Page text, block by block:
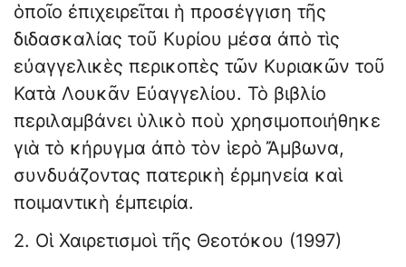
ὁποῖο ἐπιχειρεῖται ἡ προσέγγιση τῆς
διδασκαλίας τοῦ Κυρίου μέσα ἀπὸ τὶς
εὐαγγελικὲς περικοπὲς τῶν Κυριακῶν τοῦ
Κατὰ Λουκᾶν Εὐαγγελίου. Τὸ βιβλίο
περιλαμβάνει ὑλικὸ ποὺ χρησιμοποιήθηκε
γιὰ τὸ κήρυγμα ἀπὸ τὸν ἱερὸ Ἄμβωνα,
συνδυάζοντας πατερικὴ ἐρμηνεία καὶ
ποιμαντικὴ ἐμπειρία.
2. Οἱ Χαιρετισμοὶ τῆς Θεοτόκου (1997)